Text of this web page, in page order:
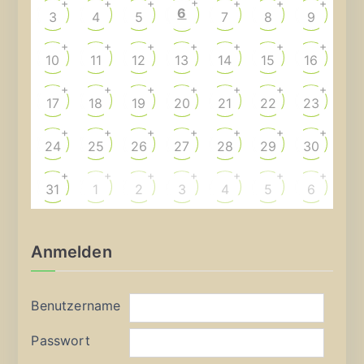
3
+
4
+
5
+
6 7
+
8
+
9
+
10
+
11
+
12
+
13
+
14
+
15
+
16
+
17
+
18
+
19
+
20
+
21
+
22
+
23
+
24
+
25
+
26
+
27
+
28
+
29
+
30
+
31
+
1
+
2
+
3
+
4
+
5
+
6
+
Anmelden
Benutzername
Passwort